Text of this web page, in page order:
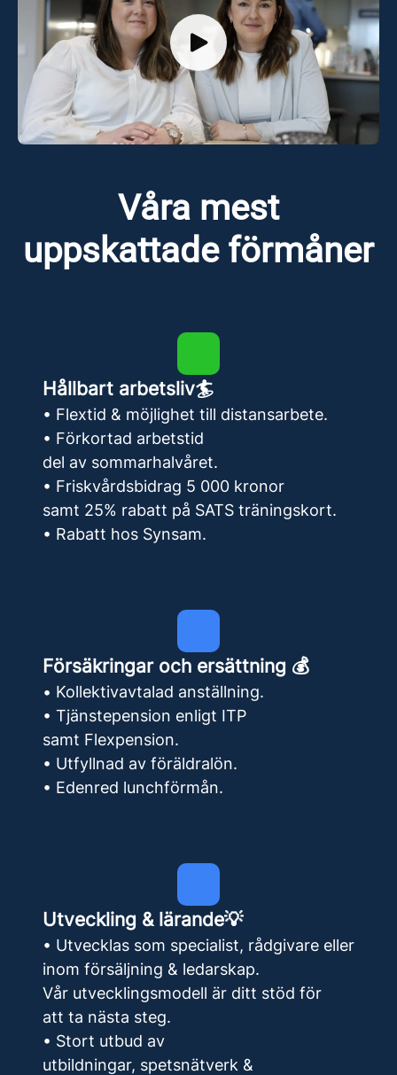
Våra mest
uppskattade förmåner
Hållbart arbetsliv🏄
• Flextid & möjlighet till distansarbete.
• Förkortad arbetstid
del av sommarhalvåret.
• Friskvårdsbidrag 5 000 kronor
samt 25% rabatt på SATS träningskort.
• Rabatt hos Synsam.
Försäkringar och ersättning 💰
• Kollektivavtalad anställning.
• Tjänstepension enligt ITP
samt Flexpension.
• Utfyllnad av föräldralön.
• Edenred lunchförmån.
Utveckling & lärande💡
• Utvecklas som specialist, rådgivare eller
inom försäljning & ledarskap.
Vår utvecklingsmodell är ditt stöd för
att ta nästa steg.
• Stort utbud av
utbildningar, spetsnätverk &